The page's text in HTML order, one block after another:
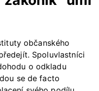
občanského
Spoluvlastníci
o odkladu
se de facto